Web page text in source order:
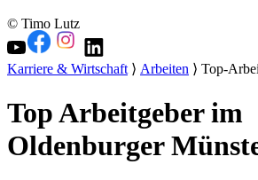
© Timo Lutz
Karriere & Wirtschaft⟩ Arbeiten ⟩ Top-
Top Arbeitgeber im
Oldenburger